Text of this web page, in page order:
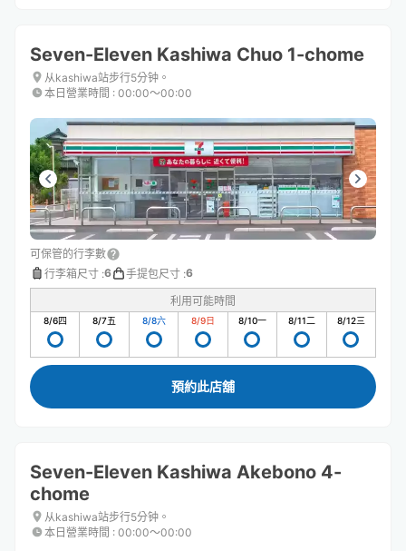
Seven-Eleven Kashiwa Chuo 1-chome
从kashiwa站步行5分钟。
本日營業時間 : 00:00〜00:00
可保管的行李數
行李箱尺寸 :6 手提包尺寸 :6
利用可能時間
8/6四 8/7五 8/8六 8/9日 8/10一 8/11二 8/12三
預約此店舖
Seven-Eleven Kashiwa Akebono 4-
chome
从kashiwa站步行5分钟。
本日營業時間 : 00:00〜00:00